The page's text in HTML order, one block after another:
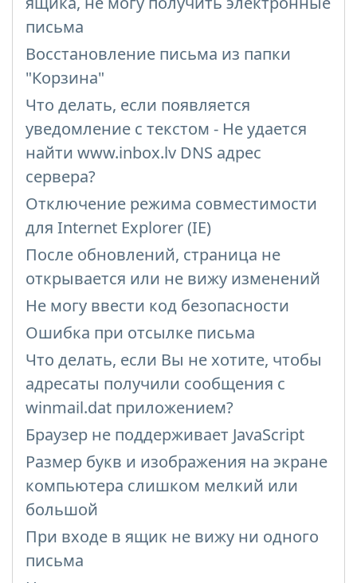
письма
Восстановление письма из папки
"Корзина"
Что делать, если появляется
уведомление с текстом - Не удается
найти www.inbox.lv DNS адрес
сервера?
Отключение режима совместимости
для Internet Explorer (IE)
После обновлений, страница не
открывается или не вижу изменений
Не могу ввести код безопасности
Ошибка при отсылке письма
Что делать, если Bы не хотите, чтобы
адресаты получили сообщения с
winmail.dat приложением?
Браузер не поддерживает JavaScript
Размер букв и изображения на экране
компьютера слишком мелкий или
большой
При входе в ящик не вижу ни одного
письма